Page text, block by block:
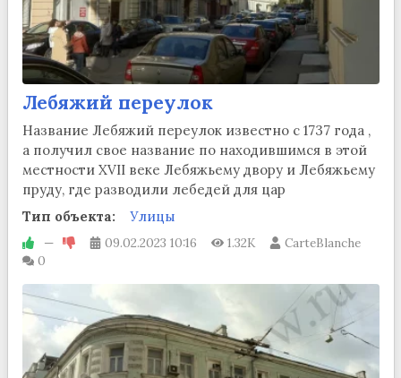
Лебяжий переулок
Название Лебяжий переулок известно с 1737 года ,
а получил свое название по находившимся в этой
местности XVII веке Лебяжьему двору и Лебяжьему
пруду, где разводили лебедей для цар
Тип объекта:
Улицы
— 09.02.2023 10:16 1.32K
CarteBlanche
0